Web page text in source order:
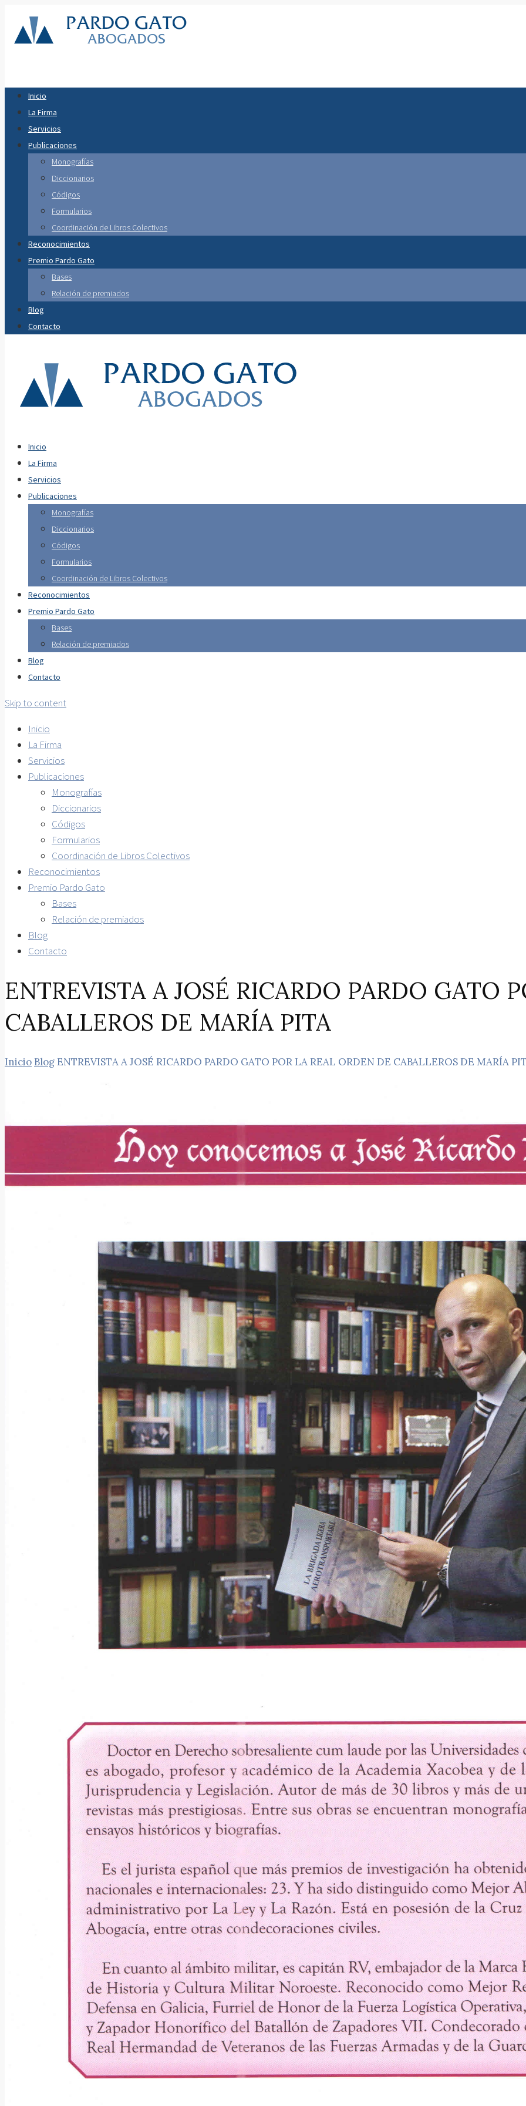
Inicio
La Firma
Servicios
Publicaciones
Monografías
Diccionarios
Códigos
Formularios
Coordinación de Libros Colectivos
Reconocimientos
Premio Pardo Gato
Bases
Relación de premiados
Blog
Contacto
Inicio
La Firma
Servicios
Publicaciones
Monografías
Diccionarios
Códigos
Formularios
Coordinación de Libros Colectivos
Reconocimientos
Premio Pardo Gato
Bases
Relación de premiados
Blog
Contacto
Skip to content
Inicio
La Firma
Servicios
Publicaciones
Monografías
Diccionarios
Códigos
Formularios
Coordinación de Libros Colectivos
Reconocimientos
Premio Pardo Gato
Bases
Relación de premiados
Blog
Contacto
ENTREVISTA A JOSÉ RICARDO PARDO GATO
CABALLEROS DE MARÍA PITA
Inicio Blog ENTREVISTA A JOSÉ RICARDO PARDO GATO POR LA REAL ORDEN DE CABALLEROS DE MARÍA